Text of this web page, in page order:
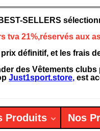
SELLERS
tva 21%,réservés aux
définitif, et les frais
des Vêtements
Just1sport.store, est
Produits Nos